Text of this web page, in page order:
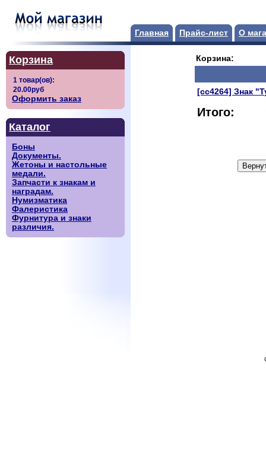
Главная Прайс-лист О
Корзина
Оформить заказ
Каталог
Боны
Документы.
Жетоны и настольные
медали.
Запчасти к знакам и
наградам.
Нумизматика
Фалеристика
Фурнитура и знаки
различия.
Корзина:
[сс4264] Знак
Итого: